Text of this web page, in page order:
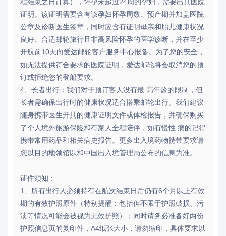
证明。该证明需要含有该孕妇怀孕周数、预产期并加盖医院
公章及诊断医生签章，同时应含有证明母亲和胎儿健康状况
良好、合适邮轮旅行且非高风险怀孕的医学诊断，并在至少
开航前10天向爱达邮轮客户服务中心报备。为了您的安全，
如无法提供符合要求的医院证明，爱达邮轮将会取消您的预
订或拒绝您的登船要求。
4、长者出行：我们对于预订客人没有最 高年龄的限制，但
长者需确保出行时的健康状况适合搭乘邮轮出行。我们建议
随身携带医生开具的健康证明文件或体检报告，并确保购买
了个人境外旅游保险和有家人全程陪伴，如有慢性 病的记得
携带常用药品和相关病史报告。更多出入境药物携带要求请
您以目的地领馆以和中国出入境管理局公布的信息为准。
证件须知：
1、所有出行人必须持有在航次结束日后仍有6个月以上有效
期的有效护照原件（特别提醒：包括但不限于护照破损、污
渍等情况可能会被视为无效护照）；同时请务必准备好两份
护照信息页的复印件，A4纸张大小，请勿缩印，具体要求以